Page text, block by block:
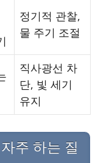
정기적 관찰,
물 주기 조절
직사광선 차
단, 빛 세기
유지
주 하는 질